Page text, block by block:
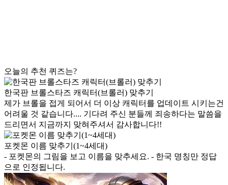
오늘의 추천 퀴즈는?
한국판 브롤스타즈 캐릭터(브롤러) 맞추기
제가 브롤을 접게 되어서 더 이상 캐릭터를 업데이트 시키는건
어려울 것 같습니다.... 기다려 주신 분들께 죄송하다는 말씀을
드리면서 지금까지 맞혀주셔서 감사합니다!!
포켓몬 이름 맞추기(1~4세대)
- 포켓몬의 그림을 보고 이름을 맞추세요. - 한국 명칭만 정답
으로 인정됩니다.